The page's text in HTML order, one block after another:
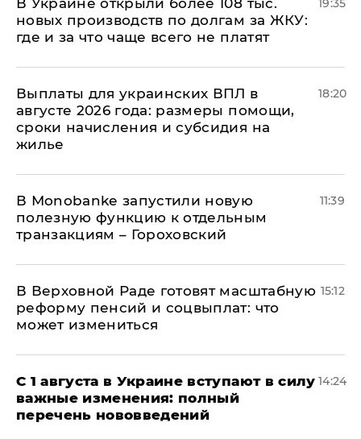
В Украине открыли более 108 тыс.
новых производств по долгам за ЖКУ:
где и за что чаще всего не платят
19:35
Выплаты для украинских ВПЛ в
августе 2026 года: размеры помощи,
сроки начисления и субсидия на
жилье
18:20
В Мonobankе запустили новую
полезную функцию к отдельным
транзакциям – Гороховский
11:39
В Верховной Раде готовят масштабную
реформу пенсий и соцвыплат: что
может измениться
15:12
С 1 августа в Украине вступают в силу
важные изменения: полный
перечень нововведений
14:24